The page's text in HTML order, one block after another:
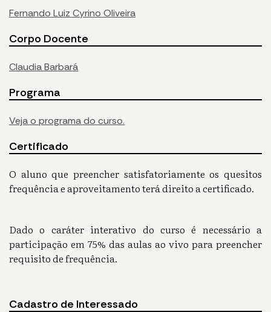
Fernando Luiz Cyrino Oliveira
Corpo Docente
Claudia Barbará
Programa
Veja o programa do curso.
Certificado
O aluno que preencher satisfatoriamente os quesitos
frequência e aproveitamento terá direito a certificado.
Dado o caráter interativo do curso é necessário a
participação em 75% das aulas ao vivo para preencher
requisito de frequência.
Cadastro de Interessado